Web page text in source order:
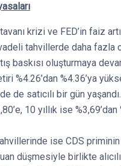
krizi ve FED’in faiz
tahvillerde daha fazla
baskısı oluşturmaya
%4.26’dan %4.36’ya
de satıcılı bir gün
10 yıllık ise
ise CDS
düşmesiyle birlikte